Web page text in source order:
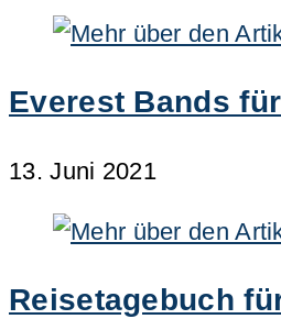
Everest Bands
13. Juni 2021
Reisetagebuch